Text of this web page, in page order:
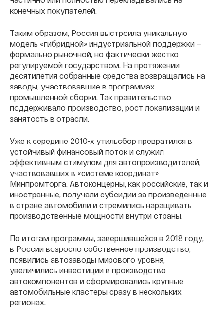
конечных покупателей.
Таким образом, Россия выстроила уникальную
модель «гибридной» индустриальной поддержки —
формально рыночной, но фактически жестко
регулируемой государством. На протяжении
десятилетия собранные средства возвращались на
заводы, участвовавшие в программах
промышленной сборки. Так правительство
поддерживало производство, рост локализации и
занятость в отрасли.
Уже к середине 2010-х утильсбор превратился в
устойчивый финансовый поток и служил
эффективным стимулом для автопроизводителей,
участвовавших в «системе координат»
Минпромторга. Автоконцерны, как российские, так и
иностранные, получали субсидии за произведенные
в стране автомобили и стремились наращивать
производственные мощности внутри страны.
По итогам программы, завершившейся в 2018 году,
в России возросло собственное производство,
появились автозаводы мирового уровня,
увеличились инвестиции в производство
автокомпонентов и сформировались крупные
автомобильные кластеры сразу в нескольких
регионах.